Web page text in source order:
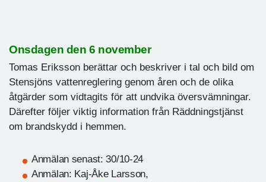
Onsdagen den 6 november
Tomas Eriksson berättar och beskriver i tal och bild om
Stensjöns vattenreglering genom åren och de olika
åtgärder som vidtagits för att undvika översvämningar.
Därefter följer viktig information från Räddningstjänst
om brandskydd i hemmen.
Anmälan senast: 30/10-24
Anmälan: Kaj-Åke Larsson,